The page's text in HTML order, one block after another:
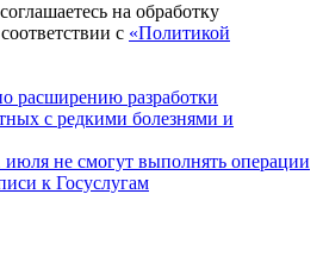
на обработку
с «Политикой
расширению разработки
с редкими болезнями и
не смогут выполнять операции
к Госуслугам